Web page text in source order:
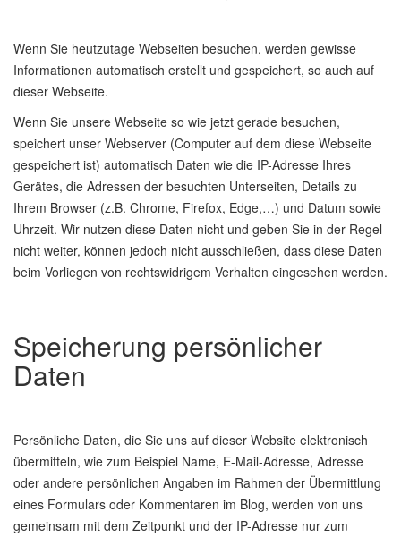
Wenn Sie heutzutage Webseiten besuchen, werden gewisse
Informationen automatisch erstellt und gespeichert, so auch auf
dieser Webseite.
Wenn Sie unsere Webseite so wie jetzt gerade besuchen,
speichert unser Webserver (Computer auf dem diese Webseite
gespeichert ist) automatisch Daten wie die IP-Adresse Ihres
Gerätes, die Adressen der besuchten Unterseiten, Details zu
Ihrem Browser (z.B. Chrome, Firefox, Edge,…) und Datum sowie
Uhrzeit. Wir nutzen diese Daten nicht und geben Sie in der Regel
nicht weiter, können jedoch nicht ausschließen, dass diese Daten
beim Vorliegen von rechtswidrigem Verhalten eingesehen werden.
Speicherung persönlicher
Daten
Persönliche Daten, die Sie uns auf dieser Website elektronisch
übermitteln, wie zum Beispiel Name, E-Mail-Adresse, Adresse
oder andere persönlichen Angaben im Rahmen der Übermittlung
eines Formulars oder Kommentaren im Blog, werden von uns
gemeinsam mit dem Zeitpunkt und der IP-Adresse nur zum